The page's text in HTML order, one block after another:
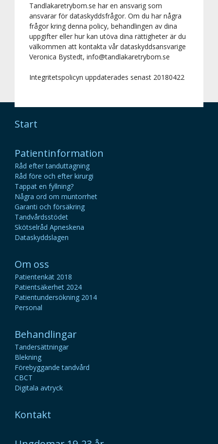
Tandlakaretrybom.se har en ansvarig som
ansvarar för dataskyddsfrågor. Om du har några
frågor kring denna policy, behandlingen av dina
uppgifter eller hur kan utöva dina rättigheter är du
välkommen att kontakta vår dataskyddsansvarige
Veronica Bystedt, info@tandlakaretrybom.se
Integritetspolicyn uppdaterades senast 20180422
Start
Patientinformation
Råd efter tanduttagning
Råd före och efter kirurgi
Tappat en fyllning?
Några ord om muntorrhet
Garanti och försäkring
Tandvårdsstödet
Skötselråd Apneskena
Dataskyddslagen
Om oss
Patientenkät 2018
Patientsäkerhet 2024
Patientundersökning 2014
Personal
Behandlingar
Tandersättningar
Blekning
Förebyggande tandvård
CBCT
Digitala avtryck
Kontakt